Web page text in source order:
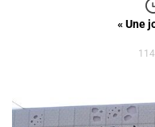
« Une